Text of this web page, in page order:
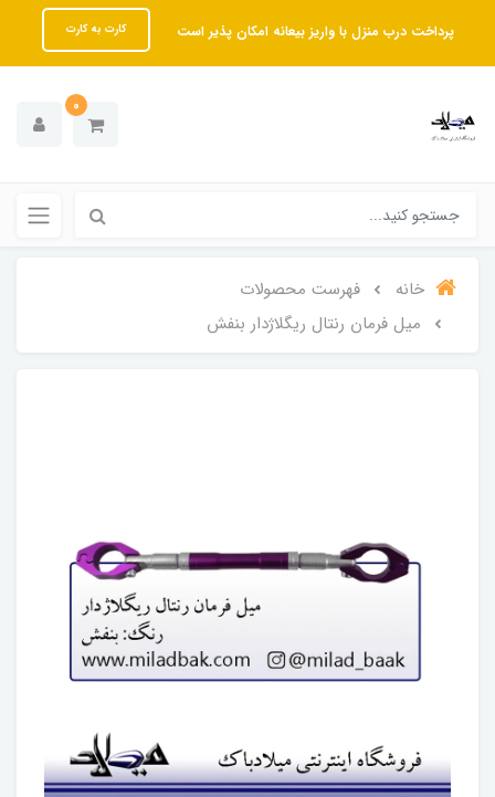
پرداخت درب منزل با واریز بیعانه امکان پذیر است کارت به کارت
0
خانه
فهرست محصولات
میل فرمان رنتال ریگلاژدار بنفش